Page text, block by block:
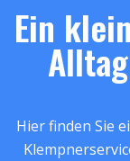
Ein
Hier finden Sie